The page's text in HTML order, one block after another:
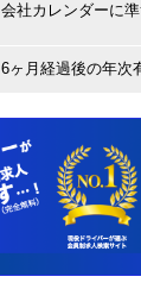
会社カレンダーに
6ヶ月経過後の年次